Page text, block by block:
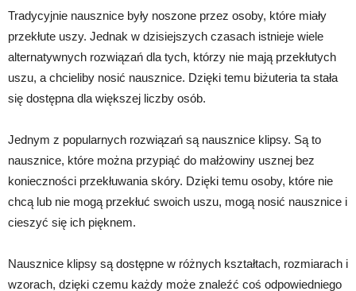
Tradycyjnie nausznice były noszone przez osoby, które miały
przekłute uszy. Jednak w dzisiejszych czasach istnieje wiele
alternatywnych rozwiązań dla tych, którzy nie mają przekłutych
uszu, a chcieliby nosić nausznice. Dzięki temu biżuteria ta stała
się dostępna dla większej liczby osób.
Jednym z popularnych rozwiązań są nausznice klipsy. Są to
nausznice, które można przypiąć do małżowiny usznej bez
konieczności przekłuwania skóry. Dzięki temu osoby, które nie
chcą lub nie mogą przekłuć swoich uszu, mogą nosić nausznice i
cieszyć się ich pięknem.
Nausznice klipsy są dostępne w różnych kształtach, rozmiarach i
wzorach, dzięki czemu każdy może znaleźć coś odpowiedniego